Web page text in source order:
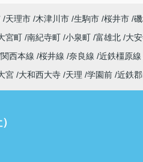
天理市 木津川市 生駒市 桜井市
宮町 南紀寺町 小泉町 富雄北 大
関西本線 桜井線 奈良線 近鉄橿原線
宮 大和西大寺 天理 学園前 近鉄